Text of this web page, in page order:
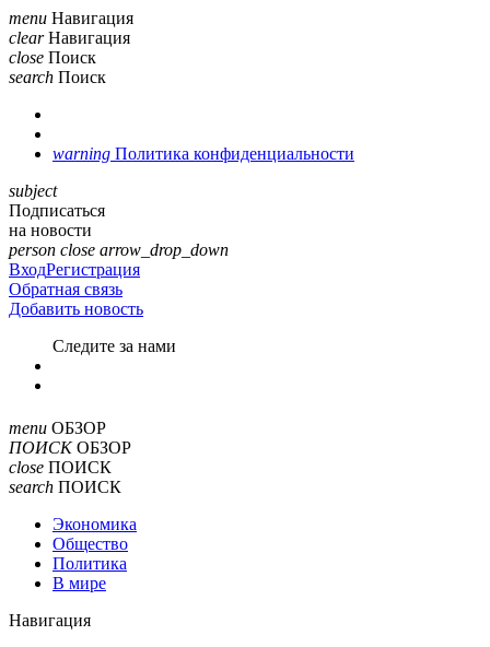
menu Навигация
clear Навигация
close Поиск
search Поиск
warning Политика конфиденциальности
subject
Подписаться
на новости
person close arrow_drop_down
ВходРегистрация
Обратная связь
Добавить новость
Cледите за нами
menu ОБЗОР
ПОИСК ОБЗОР
close ПОИСК
search ПОИСК
Экономика
Общество
Политика
В мире
Навигация